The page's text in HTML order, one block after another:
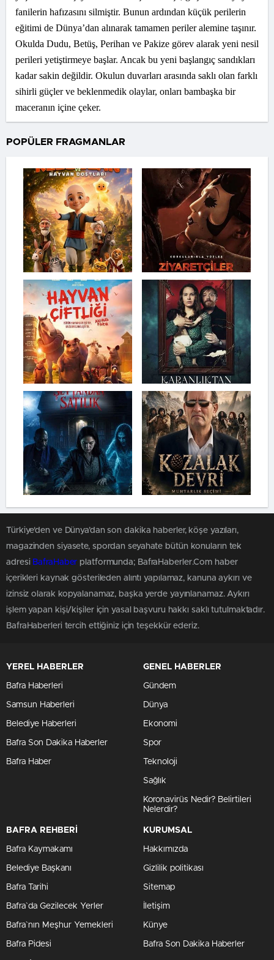
fanilerin hafızasını silmiştir. Bunun ardından küçük perilerin
eğitimi de Dünya’dan alınarak tamamen periler alemine taşınır.
Okulda Dudu, Betüş, Perihan ve Pakize görev alarak yeni nesil
perileri yetiştirmeye başlar. Ancak bu yeni başlangıç sandıkları
kadar sakin değildir. Okulun duvarları arasında saklı olan farklı
sihirli güçler ve beklenmedik olaylar, onları bambaşka bir
maceranın içine çeker.
POPÜLER FRAGMANLAR
Türkiye'den ve Dünya’dan son dakika haberler, köşe yazıları,
magazinden siyasete, spordan seyahate bütün konuların tek
adresi BafraHaber platformunda; BafraHaberler.Com haber
içerikleri kaynak gösterileden alıntı yapılamaz, kanuna aykırı ve
izinsiz olarak kopyalanamaz, başka yerde yayınlanamaz. Aykırı
işlem yapan kişi/kişiler için yasal başvuru hakkı saklı tutulmaktadır.
BafraHaberleri tercih ettiğiniz için teşekkür ederiz.
YEREL HABERLER
Bafra Haberleri
Samsun Haberleri
Belediye Haberleri
Bafra Son Dakika Haberler
Bafra Haber
GENEL HABERLER
Gündem
Dünya
Ekonomi
Spor
Teknoloji
Sağlık
Koronavirüs Nedir? Belirtileri
Nelerdir?
BAFRA REHBERİ
Bafra Kaymakamı
Belediye Başkanı
Bafra Tarihi
Bafra`da Gezilecek Yerler
Bafra`nın Meşhur Yemekleri
Bafra Pidesi
KURUMSAL
Hakkımızda
Gizlilik politikası
Sitemap
İletişim
Künye
Bafra Son Dakika Haberler